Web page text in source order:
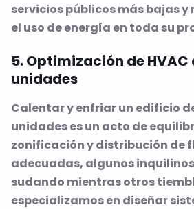
servicios públicos más bajas y
el uso de energía en toda su
5. Optimización de
unidades
Calentar y enfriar un edificio
unidades es un acto de
zonificación y distribución de
adecuadas, algunos
sudando mientras otros
especializamos en diseñar